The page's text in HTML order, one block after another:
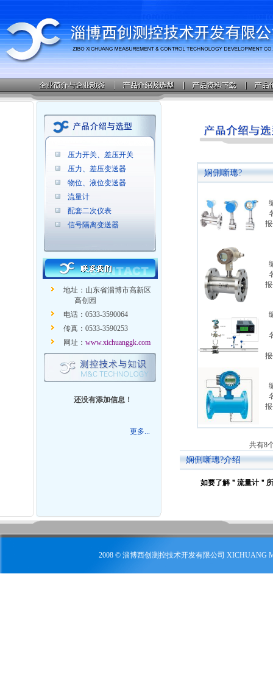
压力开关、差压开关
压力、差压变送器
物位、液位变送器
流量计
配套二次仪表
信号隔离变送器
地址：山东省淄博市高新区
高创园
电话：0533-3590064
传真：0533-3590253
网址： www.xichuanggk.com
还没有添加信息！
更多...
娴侀噺璁?
共有8
娴侀噺璁?介绍
如要了解＂流量计＂
2008 © 淄博西创测控技术开发有限公司 XICHUANG